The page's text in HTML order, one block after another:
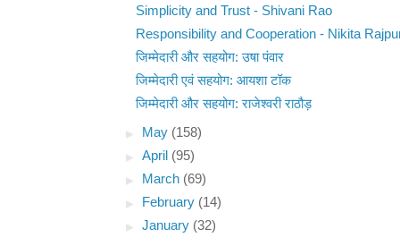
Simplicity and Trust - Shivani Rao
Responsibility and Cooperation - Nikita
जिम्मेदारी और सहयोग: उषा पंवार
जिम्मेदारी एवं सहयोग: आयशा टॉक
जिम्मेदारी और सहयोग: राजेश्वरी राठौड़
►
May (158)
►April (95)
►
March (69)
►
February (14)
►January (32)